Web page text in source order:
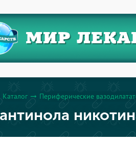
МИР
Каталог arrow_right_alt Периферические